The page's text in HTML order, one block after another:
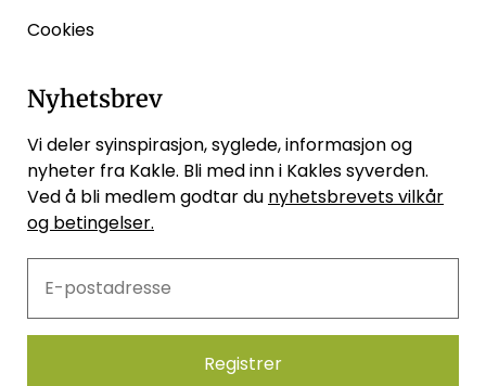
Cookies
Nyhetsbrev
Vi deler syinspirasjon, syglede, informasjon og
nyheter fra Kakle. Bli med inn i Kakles syverden.
Ved å bli medlem godtar du nyhetsbrevets vilkår
og betingelser.